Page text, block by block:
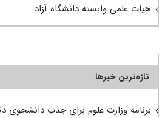
هیات علمی وابسته دانشگاه آزاد
تازه‌ترین خبرها
برنامه وزارت علوم برای جذب دانشجوی